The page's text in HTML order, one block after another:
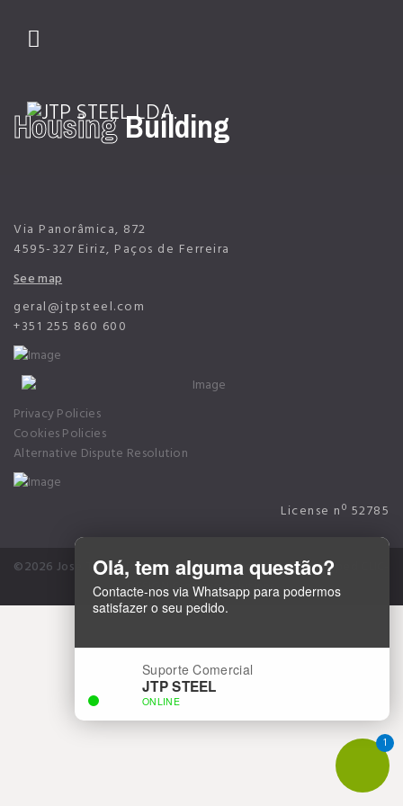
HousingBuilding01
Via Panorâmica, 872
4595-327 Eiriz, Paços de Ferreira
See map
geral@jtpsteel.com
+351 255 860 600
Privacy Policies
Cookies Policies
Alternative Dispute Resolution
License nº 52785
1
Olá, tem alguma questão?
Contacte-nos via Whatsapp para podermos
satisfazer o seu pedido.
Suporte Comercial
JTP STEEL
ONLINE
©2026 José Torres Pinto Lda.. All rights reservedDeveloped CLIC-
DESIGN Creative Solutions